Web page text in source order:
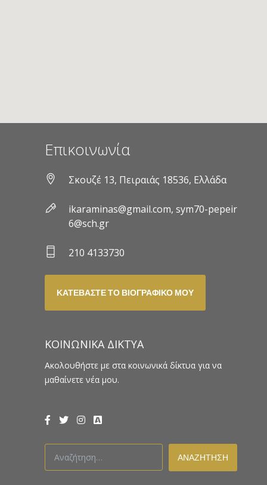
Επικοινωνία
Σκουζέ 13, Πειραιάς 18536, Ελλάδα
ikaraminas@gmail.com, sym70-pepeir
6@sch.gr
210 4133730
ΚΑΤΕΒΆΣΤΕ ΤΟ ΒΙΟΓΡΑΦΙΚΌ ΜΟΥ
ΚΟΙΝΩΝΙΚΆ ΔΊΚΤΥΑ
Ακολουθήστε με στα κοινωνικά δίκτυα για να
μαθαίνετε νέα μου.
Αναζήτηση
για: